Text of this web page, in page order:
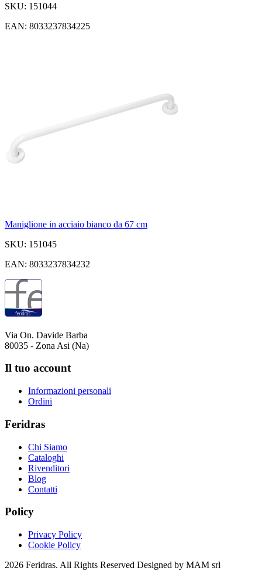
SKU: 151044
EAN: 8033237834225
Maniglione in acciaio bianco da 67 cm
SKU: 151045
EAN: 8033237834232
Via On. Davide Barba
80035 - Zona Asi (Na)
Il tuo account
Informazioni personali
Ordini
Feridras
Chi Siamo
Cataloghi
Rivenditori
Blog
Contatti
Policy
Privacy Policy
Cookie Policy
2026 Feridras. All Rights Reserved Designed by MAM srl